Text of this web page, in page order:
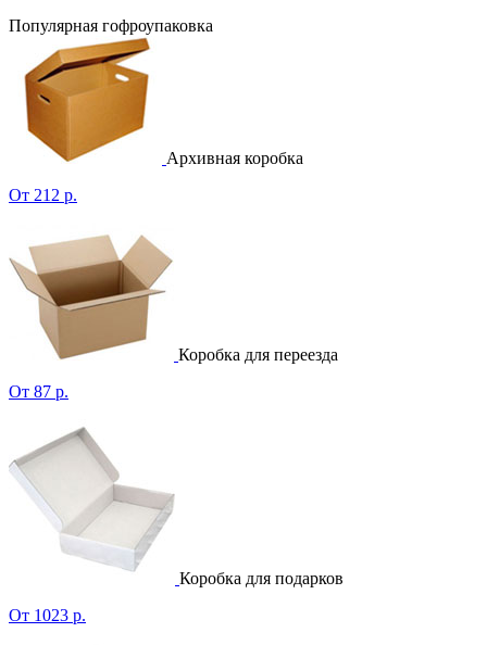
Популярная гофроупаковка
Архивная коробка
От 212 р.
Коробка для переезда
От 87 р.
Коробка для подарков
От 1023 р.